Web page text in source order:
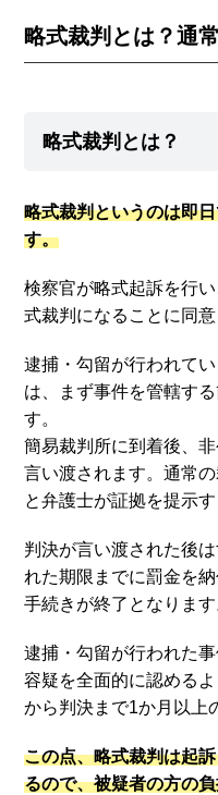
略式裁判とは？通
略式裁判とは？
略式裁判というのは即
す。
検察官が略式起訴を行
式裁判になることに同
逮捕・勾留が行われて
は、まず事件を管轄す
す。
簡易裁判所に到着後、
言い渡されます。通常
と弁護士が証拠を提示
判決が言い渡された後
れた期限までに罰金を
手続きが終了となります
逮捕・勾留が行われた
容疑を全面的に認める
から判決まで1か月以上
この点、略式裁判は起
るので、被疑者の方の